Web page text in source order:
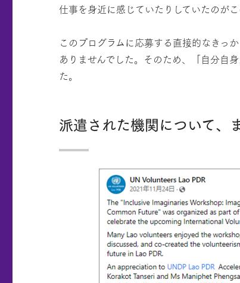
仕事を身近に感じていたりしていたのが
このプログラムに応募する直接的なきっ
ありませんでした。そのため、「自分自
た。
派遣された機関について、